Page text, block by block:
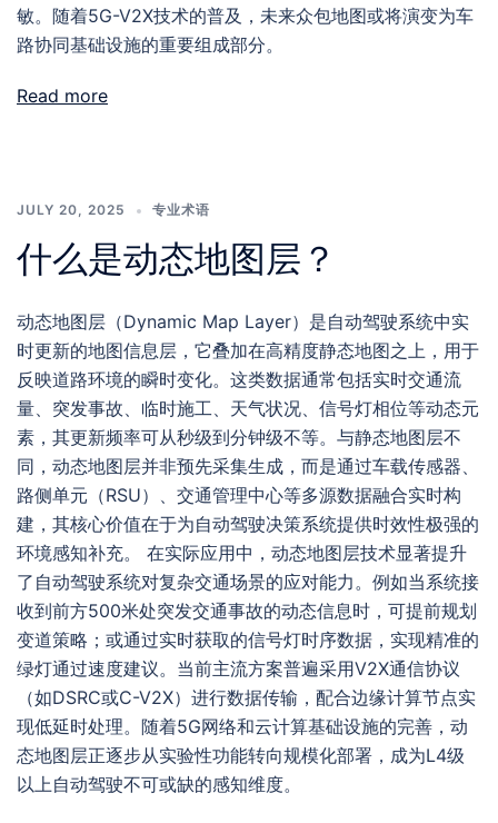
敏。随着5G-V2X技术的普及，未来众包地图或将演变为车
路协同基础设施的重要组成部分。
Read more
JULY 20, 2025 专业术语
什么是动态地图层？
动态地图层（Dynamic Map Layer）是自动驾驶系统中实
时更新的地图信息层，它叠加在高精度静态地图之上，用于
反映道路环境的瞬时变化。这类数据通常包括实时交通流
量、突发事故、临时施工、天气状况、信号灯相位等动态元
素，其更新频率可从秒级到分钟级不等。与静态地图层不
同，动态地图层并非预先采集生成，而是通过车载传感器、
路侧单元（RSU）、交通管理中心等多源数据融合实时构
建，其核心价值在于为自动驾驶决策系统提供时效性极强的
环境感知补充。 在实际应用中，动态地图层技术显著提升
了自动驾驶系统对复杂交通场景的应对能力。例如当系统接
收到前方500米处突发交通事故的动态信息时，可提前规划
变道策略；或通过实时获取的信号灯时序数据，实现精准的
绿灯通过速度建议。当前主流方案普遍采用V2X通信协议
（如DSRC或C-V2X）进行数据传输，配合边缘计算节点实
现低延时处理。随着5G网络和云计算基础设施的完善，动
态地图层正逐步从实验性功能转向规模化部署，成为L4级
以上自动驾驶不可或缺的感知维度。